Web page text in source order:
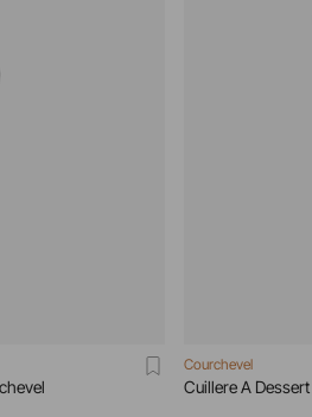
Courchevel
Cuillere A